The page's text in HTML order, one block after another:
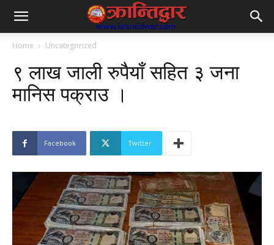
Home Uncategorized
९ लाख जाली रुपैयाँ सहित ३ जना
मानिस पक्राउ ।
Facebook Twitter